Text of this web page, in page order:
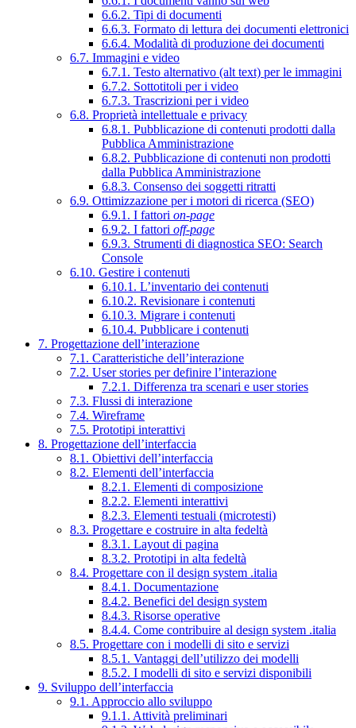
6.6.2. Tipi di documenti
6.6.3. Formato di lettura dei documenti elettronici
6.6.4. Modalità di produzione dei documenti
6.7. Immagini e video
6.7.1. Testo alternativo (alt text) per le immagini
6.7.2. Sottotitoli per i video
6.7.3. Trascrizioni per i video
6.8. Proprietà intellettuale e privacy
6.8.1. Pubblicazione di contenuti prodotti dalla
Pubblica Amministrazione
6.8.2. Pubblicazione di contenuti non prodotti
dalla Pubblica Amministrazione
6.8.3. Consenso dei soggetti ritratti
6.9. Ottimizzazione per i motori di ricerca (SEO)
6.9.1. I fattori on-page
6.9.2. I fattori off-page
6.9.3. Strumenti di diagnostica SEO: Search
Console
6.10. Gestire i contenuti
6.10.1. L’inventario dei contenuti
6.10.2. Revisionare i contenuti
6.10.3. Migrare i contenuti
6.10.4. Pubblicare i contenuti
7. Progettazione dell’interazione
7.1. Caratteristiche dell’interazione
7.2. User stories per definire l’interazione
7.2.1. Differenza tra scenari e user stories
7.3. Flussi di interazione
7.4. Wireframe
7.5. Prototipi interattivi
8. Progettazione dell’interfaccia
8.1. Obiettivi dell’interfaccia
8.2. Elementi dell’interfaccia
8.2.1. Elementi di composizione
8.2.2. Elementi interattivi
8.2.3. Elementi testuali (microtesti)
8.3. Progettare e costruire in alta fedeltà
8.3.1. Layout di pagina
8.3.2. Prototipi in alta fedeltà
8.4. Progettare con il design system .italia
8.4.1. Documentazione
8.4.2. Benefici del design system
8.4.3. Risorse operative
8.4.4. Come contribuire al design system .italia
8.5. Progettare con i modelli di sito e servizi
8.5.1. Vantaggi dell’utilizzo dei modelli
8.5.2. I modelli di sito e servizi disponibili
9. Sviluppo dell’interfaccia
9.1. Approccio allo sviluppo
9.1.1. Attività preliminari